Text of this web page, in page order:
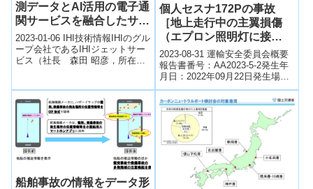
測データとAI活用の電子通
関サービスを融合したサプ
ライチェーンの可視化・追
跡情報提供事業を開始 ～
国境を越えた世界初の新し
～
2023-01-06 IHI技術情報IHIのグル
ープ会社であるIHIジェットサー
ビス（社長 森田 昭彦，所在
個人セスナ172Pの事故
［地上走行中の主翼損傷
（エプロン照明灯に接
触）］(大阪府八尾市 八尾
空港、令和4年9月22日発
生）
2023-08-31 運輸安全委員会概要
報告書番号：AA2023-5-2発生年
月日：2022年09月22日発生場
所：大阪府八尾市 八尾空港航
空機種類：飛行機事故...
船舶事故の情報をデータ形